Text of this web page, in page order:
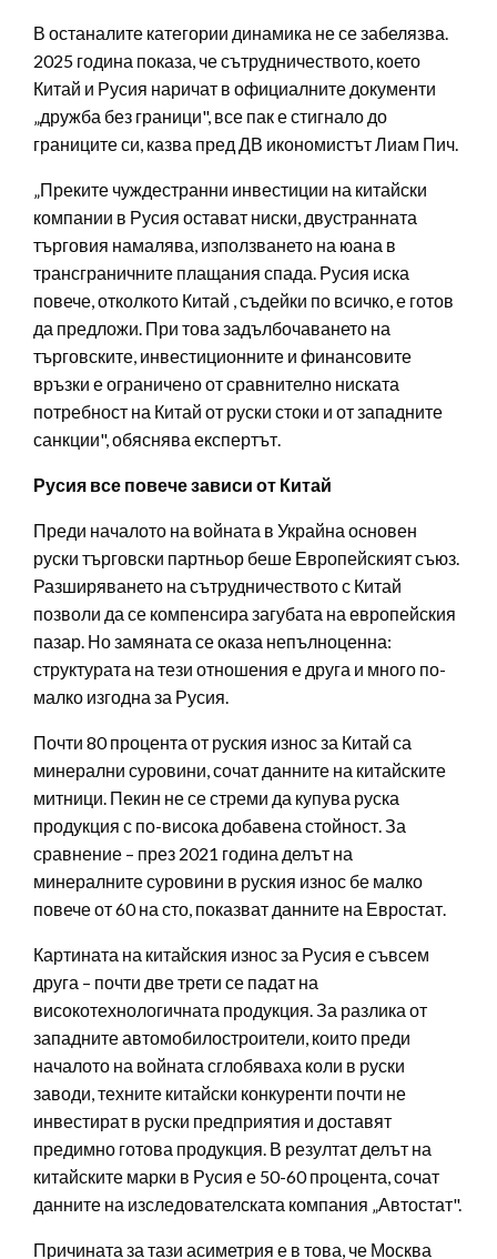
В останалите категории динамика не се забелязва.
2025 година показа, че сътрудничеството, което
Китай и Русия наричат в официалните документи
„дружба без граници", все пак е стигнало до
границите си, казва пред ДВ икономистът Лиам Пич.
„Преките чуждестранни инвестиции на китайски
компании в Русия остават ниски, двустранната
търговия намалява, използването на юана в
трансграничните плащания спада. Русия иска
повече, отколкото Китай , съдейки по всичко, е готов
да предложи. При това задълбочаването на
търговските, инвестиционните и финансовите
връзки е ограничено от сравнително ниската
потребност на Китай от руски стоки и от западните
санкции", обяснява експертът.
Русия все повече зависи от Китай
Преди началото на войната в Украйна основен
руски търговски партньор беше Европейският съюз.
Разширяването на сътрудничеството с Китай
позволи да се компенсира загубата на европейския
пазар. Но замяната се оказа непълноценна:
структурата на тези отношения е друга и много по-
малко изгодна за Русия.
Почти 80 процента от руския износ за Китай са
минерални суровини, сочат данните на китайските
митници. Пекин не се стреми да купува руска
продукция с по-висока добавена стойност. За
сравнение – през 2021 година делът на
минералните суровини в руския износ бе малко
повече от 60 на сто, показват данните на Евростат.
Картината на китайския износ за Русия е съвсем
друга – почти две трети се падат на
високотехнологичната продукция. За разлика от
западните автомобилостроители, които преди
началото на войната сглобяваха коли в руски
заводи, техните китайски конкуренти почти не
инвестират в руски предприятия и доставят
предимно готова продукция. В резултат делът на
китайските марки в Русия е 50-60 процента, сочат
данните на изследователската компания „Автостат".
Причината за тази асиметрия е в това, че Москва